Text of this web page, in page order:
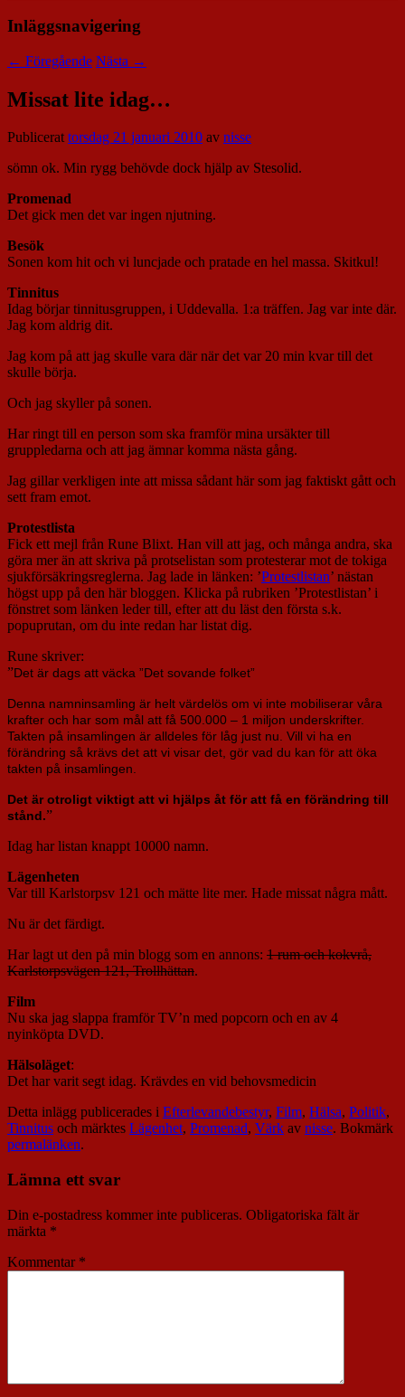
Inläggsnavigering
← Föregående Nästa →
Missat lite idag…
Publicerattorsdag 21 januari 2010 av nisse
sömn ok. Min rygg behövde dock hjälp av Stesolid.
Promenad
Det gick men det var ingen njutning.
Besök
Sonen kom hit och vi luncjade och pratade en hel massa. Skitkul!
Tinnitus
Idag börjar tinnitusgruppen, i Uddevalla. 1:a träffen. Jag var inte där.
Jag kom aldrig dit.
Jag kom på att jag skulle vara där när det var 20 min kvar till det
skulle börja.
Och jag skyller på sonen.
Har ringt till en person som ska framför mina ursäkter till
gruppledarna och att jag ämnar komma nästa gång.
Jag gillar verkligen inte att missa sådant här som jag faktiskt gått och
sett fram emot.
Protestlista
Fick ett mejl från Rune Blixt. Han vill att jag, och många andra, ska
göra mer än att skriva på protselistan som protesterar mot de tokiga
sjukförsäkringsreglerna. Jag lade in länken: ’Protestlistan’ nästan
högst upp på den här bloggen. Klicka på rubriken ’Protestlistan’ i
fönstret som länken leder till, efter att du läst den första s.k.
popuprutan, om du inte redan har listat dig.
Rune skriver:
”Det är dags att väcka ”Det sovande folket”
Denna namninsamling är helt värdelös om vi inte mobiliserar våra
krafter och har som mål att få 500.000 – 1 miljon underskrifter.
Takten på insamlingen är alldeles för låg just nu. Vill vi ha en
förändring så krävs det att vi visar det, gör vad du kan för att öka
takten på insamlingen.
Det är otroligt viktigt att vi hjälps åt för att få en förändring till
stånd.”
Idag har listan knappt 10000 namn.
Lägenheten
Var till Karlstorpsv 121 och mätte lite mer. Hade missat några mått.
Nu är det färdigt.
Har lagt ut den på min blogg som en annons: 1 rum och kokvrå,
Karlstorpsvägen 121, Trollhättan.
Film
Nu ska jag slappa framför TV’n med popcorn och en av 4
nyinköpta DVD.
Hälsoläget:
Det har varit segt idag. Krävdes en vid behovsmedicin
Detta inlägg publicerades i Efterlevandebestyr, Film, Hälsa, Politik,
Tinnitus och märktes Lägenhet, Promenad, Värk av nisse. Bokmärk
permalänken.
Lämna ett svar
Din e-postadress kommer inte publiceras. Obligatoriska fält är
märkta *
Kommentar *